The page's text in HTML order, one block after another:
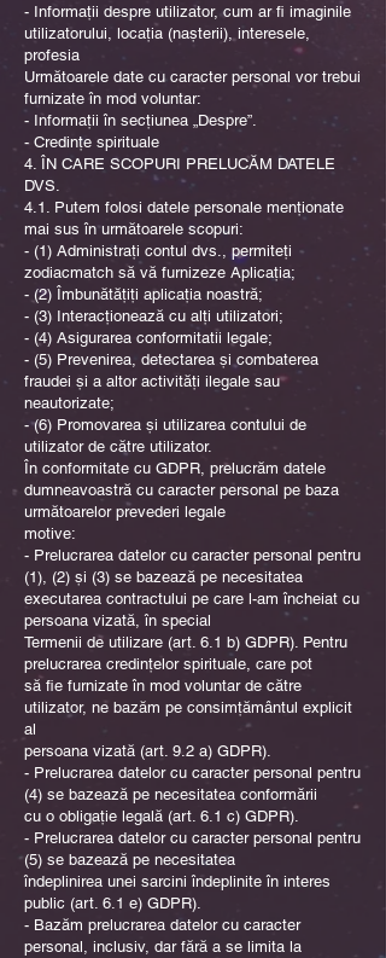
- Informații despre utilizator, cum ar fi imaginile
utilizatorului, locația (nașterii), interesele,
profesia
Următoarele date cu caracter personal vor trebui
furnizate în mod voluntar:
- Informații în secțiunea „Despre”.
- Credințe spirituale
4. ÎN CARE SCOPURI PRELUCĂM DATELE
DVS.
4.1. Putem folosi datele personale menționate
mai sus în următoarele scopuri:
- (1) Administrați contul dvs., permiteți
zodiacmatch să vă furnizeze Aplicația;
- (2) Îmbunătățiți aplicația noastră;
- (3) Interacționează cu alți utilizatori;
- (4) Asigurarea conformitatii legale;
- (5) Prevenirea, detectarea și combaterea
fraudei și a altor activități ilegale sau
neautorizate;
- (6) Promovarea și utilizarea contului de
utilizator de către utilizator.
În conformitate cu GDPR, prelucrăm datele
dumneavoastră cu caracter personal pe baza
următoarelor prevederi legale
motive:
- Prelucrarea datelor cu caracter personal pentru
(1), (2) și (3) se bazează pe necesitatea
executarea contractului pe care l-am încheiat cu
persoana vizată, în special
Termenii de utilizare (art. 6.1 b) GDPR). Pentru
prelucrarea credințelor spirituale, care pot
să fie furnizate în mod voluntar de către
utilizator, ne bazăm pe consimțământul explicit
al
persoana vizată (art. 9.2 a) GDPR).
- Prelucrarea datelor cu caracter personal pentru
(4) se bazează pe necesitatea conformării
cu o obligație legală (art. 6.1 c) GDPR).
- Prelucrarea datelor cu caracter personal pentru
(5) se bazează pe necesitatea
îndeplinirea unei sarcini îndeplinite în interes
public (art. 6.1 e) GDPR).
- Bazăm prelucrarea datelor cu caracter
personal, inclusiv, dar fără a se limita la